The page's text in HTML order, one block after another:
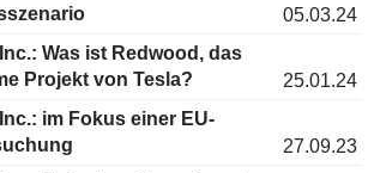
05.03.24
Was ist Redwood, das
Projekt von Tesla?
25.01.24
einer EU-
27.09.23